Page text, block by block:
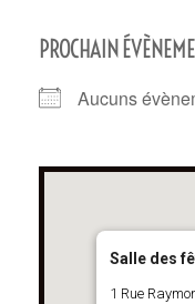
PROCHAIN
Aucuns
Salle des
1 Rue